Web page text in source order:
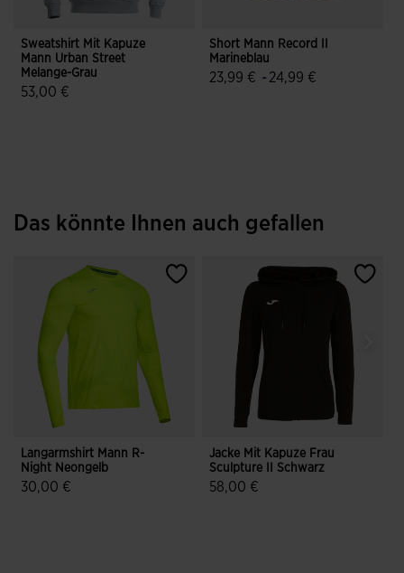
Sweatshirt Mit Kapuze
Mann Urban Street
Melange-Grau
53,00 €
Short Mann Record II
Marineblau
23,99 € - 24,99 €
Das könnte Ihnen auch gefallen
Langarmshirt Mann R-
Night Neongelb
30,00 €
Jacke Mit Kapuze Frau
Sculpture II Schwarz
58,00 €